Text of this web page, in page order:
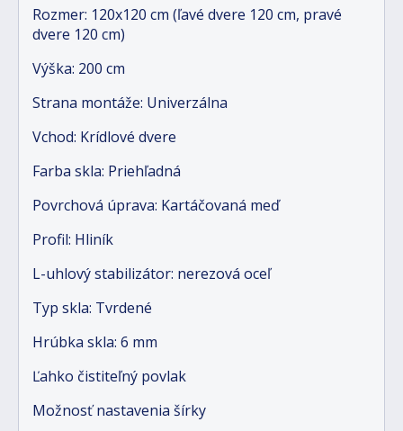
Rozmer: 120x120 cm (ľavé dvere 120 cm, pravé
dvere 120 cm)
Výška: 200 cm
Strana montáže: Univerzálna
Vchod: Krídlové dvere
Farba skla: Priehľadná
Povrchová úprava: Kartáčovaná meď
Profil: Hliník
L-uhlový stabilizátor: nerezová oceľ
Typ skla: Tvrdené
Hrúbka skla: 6 mm
Ľahko čistiteľný povlak
Možnosť nastavenia šírky